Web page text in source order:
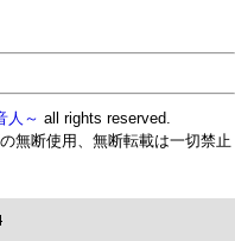
人～ all rights reserved.
無断使用、無断転載は一切禁止